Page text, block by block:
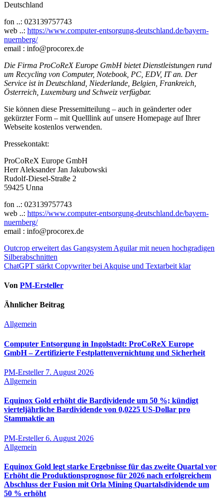
Deutschland
fon ..: 023139757743
web ..: https://www.computer-entsorgung-deutschland.de/bayern-
nuernberg/
email : info@procorex.de
Die Firma ProCoReX Europe GmbH bietet Dienstleistungen rund
um Recycling von Computer, Notebook, PC, EDV, IT an. Der
Service ist in Deutschland, Niederlande, Belgien, Frankreich,
Österreich, Luxemburg und Schweiz verfügbar.
Sie können diese Pressemitteilung – auch in geänderter oder
gekürzter Form – mit Quelllink auf unsere Homepage auf Ihrer
Webseite kostenlos verwenden.
Pressekontakt:
ProCoReX Europe GmbH
Herr Aleksander Jan Jakubowski
Rudolf-Diesel-Straße 2
59425 Unna
fon ..: 023139757743
web ..: https://www.computer-entsorgung-deutschland.de/bayern-
nuernberg/
email : info@procorex.de
Beitragsnavigation
Outcrop erweitert das Gangsystem Aguilar mit neuen hochgradigen
Silberabschnitten
ChatGPT stärkt Copywriter bei Akquise und Textarbeit klar
Von PM-Ersteller
Ähnlicher Beitrag
Allgemein
Computer Entsorgung in Ingolstadt: ProCoReX Europe
GmbH – Zertifizierte Festplattenvernichtung und Sicherheit
PM-Ersteller 7. August 2026
Allgemein
Equinox Gold erhöht die Bardividende um 50 %; kündigt
vierteljährliche Bardividende von 0,0225 US-Dollar pro
Stammaktie an
PM-Ersteller6. August 2026
Allgemein
Equinox Gold legt starke Ergebnisse für das zweite Quartal vor
Erhöht die Produktionsprognose für 2026 nach erfolgreichem
Abschluss der Fusion mit Orla Mining Quartalsdividende um
50 % erhöht